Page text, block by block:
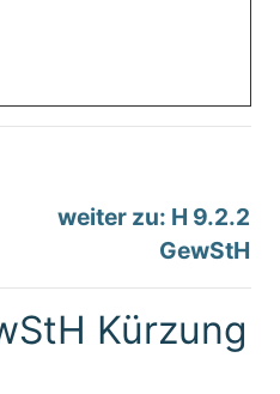
weiter zu: H 9.2.2
GewStH
Kürzung